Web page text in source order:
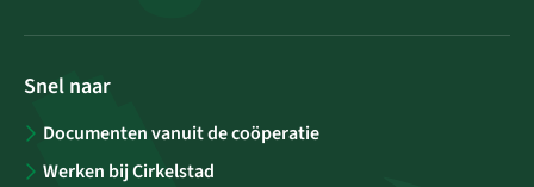
Snel naar
Documenten vanuit de coöperatie
Werken bij Cirkelstad